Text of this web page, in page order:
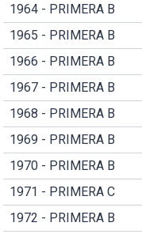
1964 - PRIMERA B
1965 - PRIMERA B
1966 - PRIMERA B
1967 - PRIMERA B
1968 - PRIMERA B
1969 - PRIMERA B
1970 - PRIMERA B
1971 - PRIMERA C
1972 - PRIMERA B